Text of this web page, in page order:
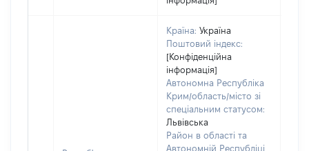
Країна: Україна
Поштовий індекс:
[Конфіденційна
інформація]
Автономна Республіка
Крим/область/місто зі
спеціальним статусом:
Львівська
Район в області та
Автономній Республіці